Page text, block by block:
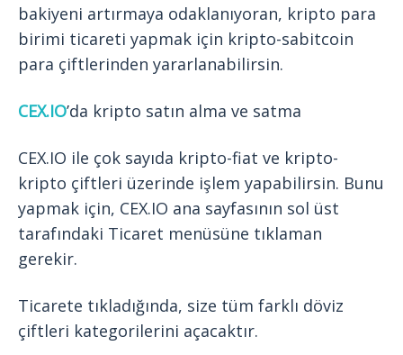
bakiyeni artırmaya odaklanıyoran, kripto para
birimi ticareti yapmak için kripto-sabitcoin
para çiftlerinden yararlanabilirsin.
CEX.IO’da kripto satın alma ve satma
CEX.IO ile çok sayıda kripto-fiat ve kripto-
kripto çiftleri üzerinde işlem yapabilirsin. Bunu
yapmak için, CEX.IO ana sayfasının sol üst
tarafındaki Ticaret menüsüne tıklaman
gerekir.
Ticarete tıkladığında, size tüm farklı döviz
çiftleri kategorilerini açacaktır.